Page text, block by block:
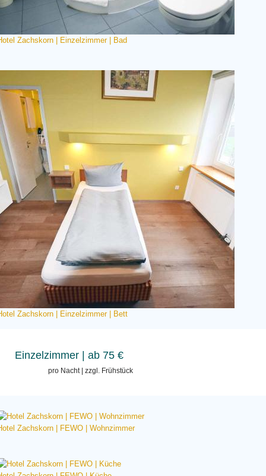
Zachskorn | Einzelzimmer | Bad
Zachskorn | Einzelzimmer | Bett
Einzelzimmer | ab 75 €
pro Nacht | zzgl. Frühstück
Zachskorn | FEWO | Wohnzimmer